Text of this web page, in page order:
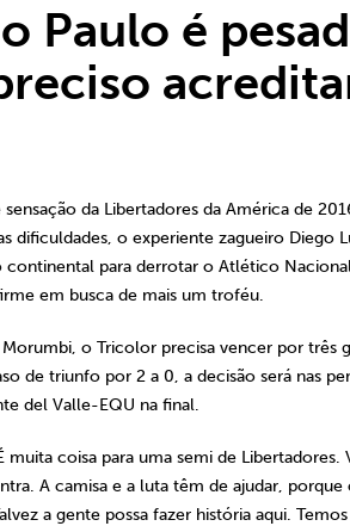
Paulo é
da Libertadores da América de
dificuldades, o experiente zagueiro Diego
para derrotar o Atlético
em busca de mais um troféu.
o Tricolor precisa vencer por três
de triunfo por 2 a 0, a decisão será nas
del Valle-EQU na final.
coisa para uma semi de
A camisa e a luta têm de ajudar,
a gente possa fazer história aqui.